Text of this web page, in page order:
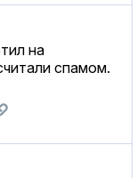
на
спамом.